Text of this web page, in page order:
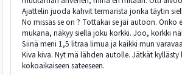
Ajattelin juoda kahvit termarista jonka täytin
No missäs se on ? Tottakai se jäi autoon. Onko
mukana, näkyy siellä joku korkki. Joo, korkki
Siinä meni 1,5 litraa limua ja kaikki mun
Kiva kiva. Nyt mä lähden autolle. Jätkät kyllästy
kokoaikaiseen sateeseen.